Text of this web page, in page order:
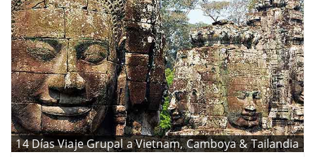
14 Días Viaje Grupal a Vietnam, Camboya & Tailandia